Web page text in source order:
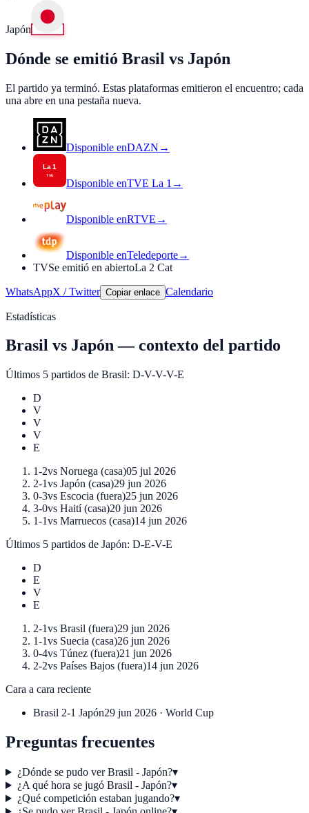
Japón
Dónde se emitió Brasil vs Japón
El partido ya terminó. Estas plataformas emitieron el encuentro; cada
una abre en una pestaña nueva.
Disponible enDAZN →
Disponible enTVE La 1 →
Disponible enRTVE →
Disponible enTeledeporte→
TVSe emitió en abiertoLa 2 Cat
WhatsAppX / Twitter Copiar enlace Calendario
Estadísticas
Brasil vs Japón—contexto del partido
Últimos 5 partidos de Brasil: D-V-V-V-E
D
V
V
V
E
1-2vs Noruega (casa)05 jul 2026
2-1vs Japón (casa)29 jun 2026
0-3vs Escocia (fuera)25 jun 2026
3-0vs Haití(casa)20 jun 2026
1-1vs Marruecos (casa)14 jun 2026
Últimos 5 partidos de Japón: D-E-V-E
D
E
V
E
2-1vs Brasil (fuera)29 jun 2026
1-1vs Suecia (casa)26 jun 2026
0-4vs Túnez (fuera)21 jun 2026
2-2vs Países Bajos (fuera)14 jun 2026
Cara a cara reciente
Brasil 2-1 Japón29 jun 2026 · World Cup
Preguntas frecuentes
¿Dónde se pudo ver Brasil - Japón?▾
¿A qué hora se jugó Brasil - Japón?▾
¿Qué competición estaban jugando?▾